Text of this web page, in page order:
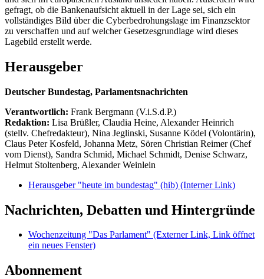
gefragt, ob die Bankenaufsicht aktuell in der Lage sei, sich ein
vollständiges Bild über die Cyberbedrohungslage im Finanzsektor
zu verschaffen und auf welcher Gesetzesgrundlage wird dieses
Lagebild erstellt werde.
Herausgeber
Deutscher Bundestag, Parlamentsnachrichten
Verantwortlich: Frank Bergmann (V.i.S.d.P.)
Redaktion: Lisa Brüßler, Claudia Heine, Alexander Heinrich
(stellv. Chefredakteur), Nina Jeglinski, Susanne Ködel (Volontärin),
Claus Peter Kosfeld, Johanna Metz, Sören Christian Reimer (Chef
vom Dienst), Sandra Schmid, Michael Schmidt, Denise Schwarz,
Helmut Stoltenberg, Alexander Weinlein
Herausgeber "heute im bundestag" (hib) (Interner Link)
Nachrichten, Debatten und Hintergründe
Wochenzeitung "Das Parlament" (Externer Link, Link öffnet
ein neues Fenster)
Abonnement